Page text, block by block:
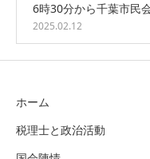
6時30分から千葉市民
2025.02.12
ホーム
税理士と政治活動